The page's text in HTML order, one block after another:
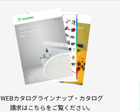
WEBカタログラインナップ・ カタログ
請求はこちらをご覧ください。